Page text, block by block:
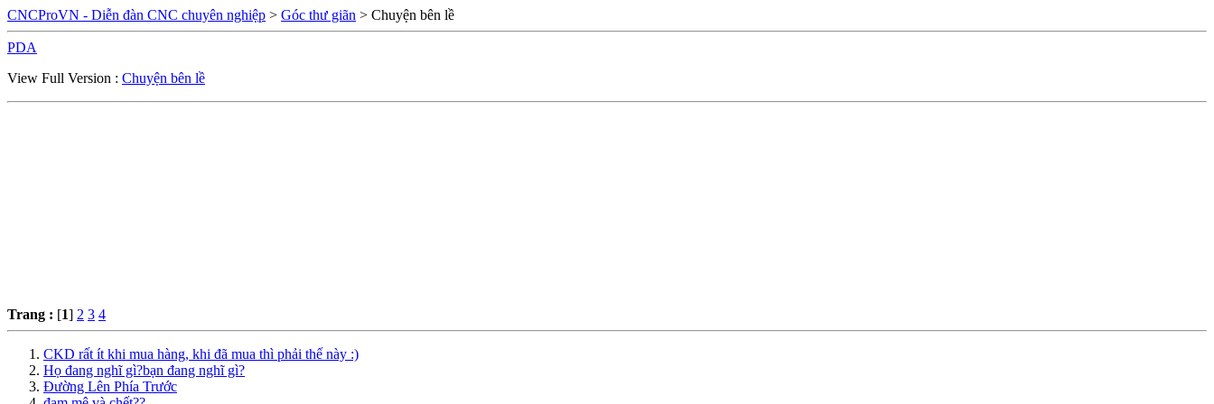
CNCProVN - Diễn đàn CNC chuyên nghiệp > Góc thư giãn > Chuyện bên lề
PDA
View Full Version : Chuyện bên lề
Trang : [1] 2 3 4
CKD rất ít khi mua hàng, khi đã mua thì phải thế này :)
Họ đang nghĩ gì?bạn đang nghĩ gì?
Đường Lên Phía Trước